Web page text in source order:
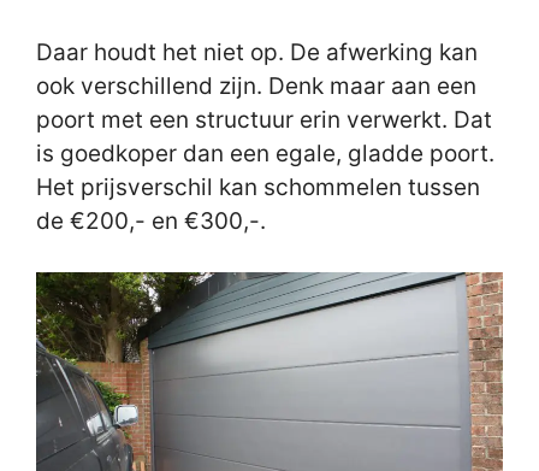
Daar houdt het niet op. De afwerking kan
ook verschillend zijn. Denk maar aan een
poort met een structuur erin verwerkt. Dat
is goedkoper dan een egale, gladde poort.
Het prijsverschil kan schommelen tussen
de €200,- en €300,-.